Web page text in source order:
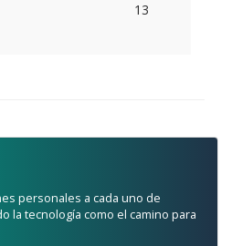
13
personales a cada uno de
la tecnología como el camino para